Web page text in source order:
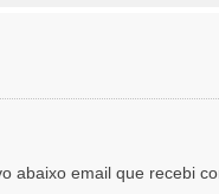
abaixo email que recebi